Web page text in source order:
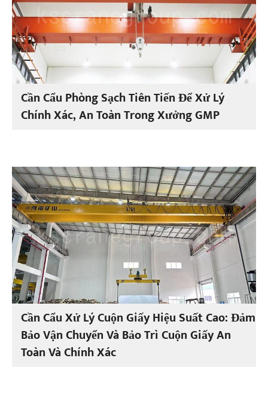
Cần Cẩu Phòng Sạch Tiên Tiến Để Xử Lý
Chính Xác, An Toàn Trong Xưởng GMP
Cần Cẩu Xử Lý Cuộn Giấy Hiệu Suất Cao: Đảm
Bảo Vận Chuyển Và Bảo Trì Cuộn Giấy An
Toàn Và Chính Xác